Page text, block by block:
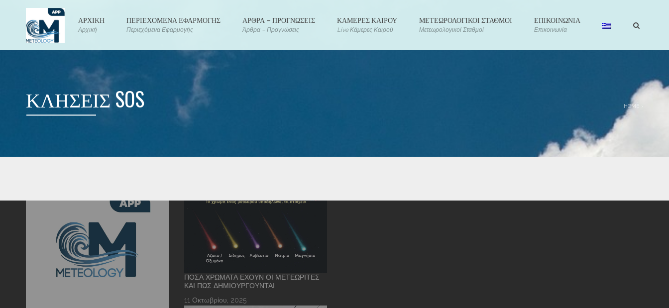
ΑΡΧΙΚΗ
Αρχική
ΠΕΡΙΕΧΟΜΕΝΑ ΕΦΑΡΜΟΓΗΣ
Περιεχόμενα Εφαρμογής
ΑΡΘΡΑ – ΠΡΟΓΝΩΣΕΙΣ
Άρθρα – Προγνώσεις
ΚΑΜΕΡΕΣ ΚΑΙΡΟΥ
Live Κάμερες Καιρού
ΜΕΤΕΩΡΟΛΟΓΙΚΟΙ ΣΤΑΘΜΟΙ
Μετεωρολογικοί Σταθμοί
ΕΠΙΚΟΙΝΩΝΙΑ
Επικοινωνία
ΚΛΗΣΕΙΣ SOS HOME
ΠΌΣΑ ΧΡΏΜΑΤΑ ΈΧΟΥΝ ΟΙ ΜΕΤΕΩΡΊΤΕΣ
ΚΑΙ ΠΏΣ ΔΗΜΙΟΥΡΓΟΎΝΤΑΙ
11 Οκτωβρίου, 2025